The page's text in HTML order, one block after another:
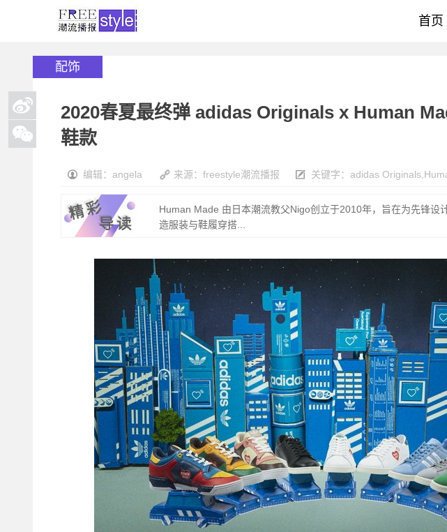
首页
配饰
2020春夏最终弹 adidas Originals x Human
鞋款
编辑：angela 来源：freestyle潮流播报 关键字： adidas Originals
Human Made 由日本潮流教父Nigo创立于2010年，旨在为先锋设
造服装与鞋履穿搭...